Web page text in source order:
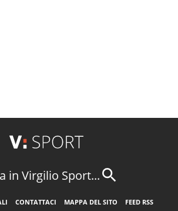
in Virgilio Sport...
CONTATTACI MAPPA DEL SITO
FEED RSS